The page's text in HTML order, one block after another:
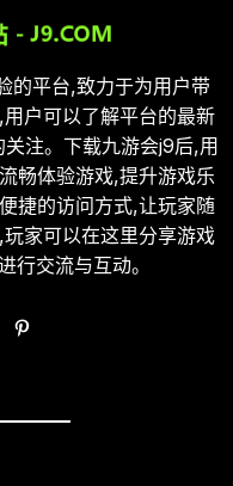
的平台,致力于为用户带
户可以了解平台的最新
注。下载九游会j9后,用
畅体验游戏,提升游戏乐
捷的访问方式,让玩家随
家可以在这里分享游戏
行交流与互动。